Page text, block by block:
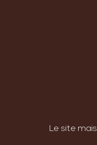
Le site